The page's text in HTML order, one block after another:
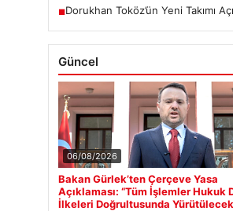
■Dorukhan Toköz’ün Yeni Takımı
Güncel
06/08/2026
Bakan Gürlek’ten Çerçeve Yasa
Açıklaması: “Tüm İşlemler Hukuk
İlkeleri Doğrultusunda